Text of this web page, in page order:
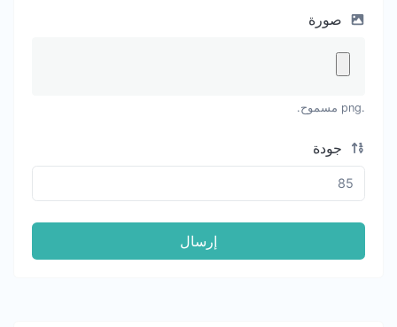
صورة
.png مسموح.
جودة
إرسال